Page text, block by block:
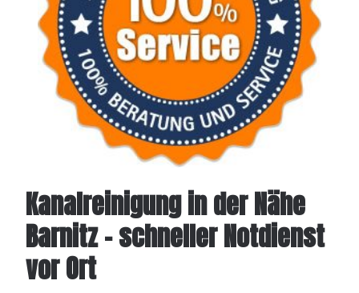
Kanalreinigung in der Nähe
Barnitz – schneller Notdienst
vor Ort